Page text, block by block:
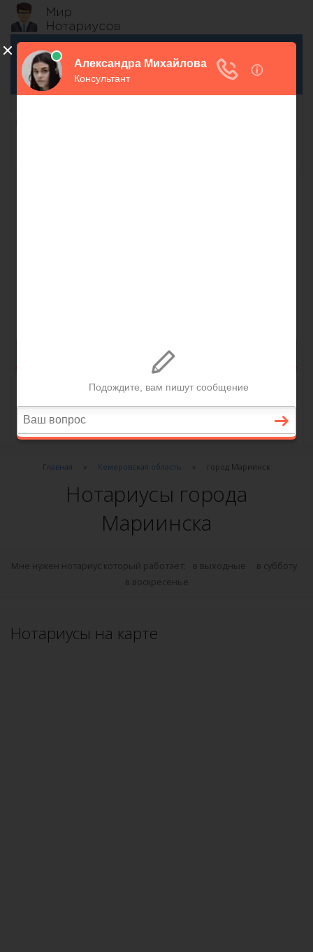
Главная Кемеровская область город Мариинск
Нотариусы города
Мариинска
Мне нужен нотариус который работает: в выходные
в субботу
в воскресенье
Нотариусы на карте